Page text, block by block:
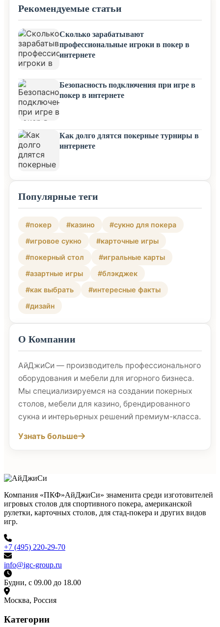
Рекомендуемые статьи
Сколько зарабатывают
профессиональные игроки в покер в
интернете
Безопасность подключения при игре в
покер в интернете
Как долго длятся покерные турниры в
интернете
Популярные теги
#покер #казино
#сукно для покера
#игровое сукно
#карточные игры
#покерный стол
#игральные карты
#азартные игры
#блэкджек
#как выбрать
#интересные факты
#дизайн
О Компании
АйДжиСи — производитель профессионального
оборудования и мебели для игорного бизнеса.
Мы специализируемся на создании покерных
столов, мебели для казино, брендированного
сукна и интерьерных решений премиум-класса.
Узнать больше
Компания «ПКФ»АйДжиСи» знаменита среди изготовителей
игровых столов для спортивного покера, американской
рулетки, карточных столов, для стад-покера и других видов
игр.
+7 (495) 220-29-70
info@igc-group.ru
Будни, с 09.00 до 18.00
Москва, Россия
Категории